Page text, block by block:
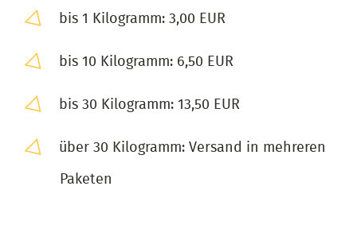
bis 1 Kilogramm: 3,00 EUR
bis 10 Kilogramm: 6,50 EUR
bis 30 Kilogramm: 13,50 EUR
über 30 Kilogramm: Versand in mehreren
Paketen